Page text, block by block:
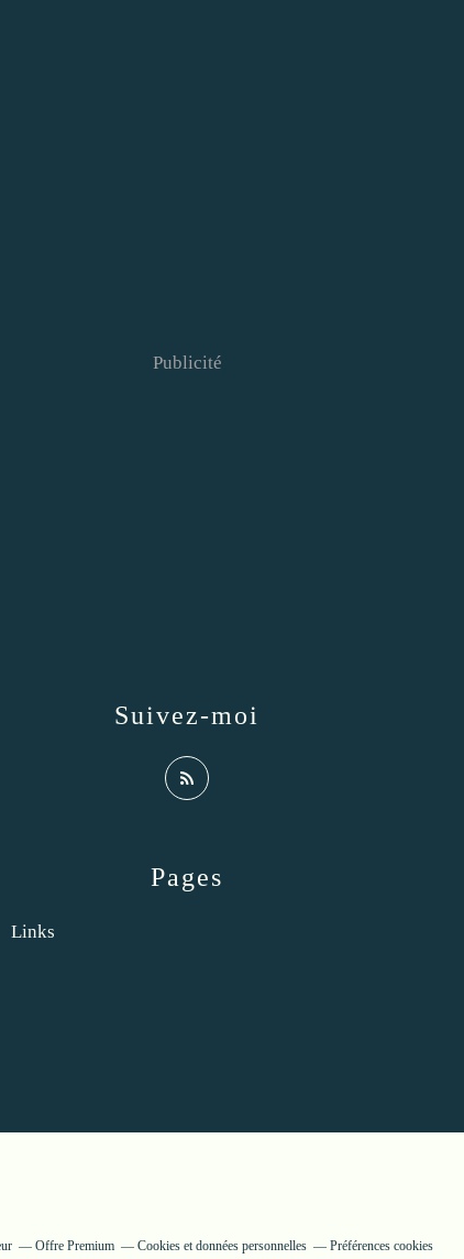
Pages
Links
Suivez-moi
Publicité
Offre Premium Cookies et données personnelles Préférences cookies